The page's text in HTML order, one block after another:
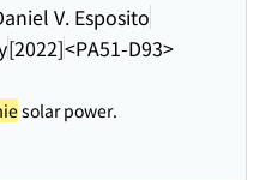
V. Esposito
[2022]<PA51-D93>
solar power.